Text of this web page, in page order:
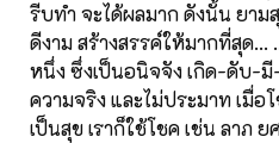
รีบทำ จะได้ผลมาก ดังนั้น ยาม
ดีงาม สร้างสรรค์ให้มากที่สุด...
หนึ่ง ซึ่งเป็นอนิจจัง เกิด-ดับ-มี
ความจริง และไม่ประมาท เมื่อ
เป็นสุข เราก็ใช้โชค เช่น ลาภ